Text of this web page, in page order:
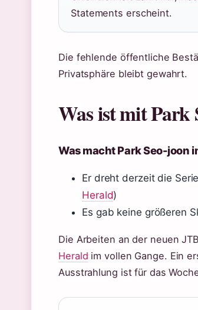
Statements erscheint.
Die fehlende öffentliche
Privatsphäre bleibt gewahrt.
Was ist mit Park
Was macht Park Seo-joon
Er dreht derzeit die
Herald)
Es gab keine größeren
Die Arbeiten an der neuen
Herald im vollen Gange. Ein
Ausstrahlung ist für das